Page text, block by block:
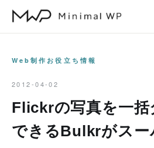
Web制作お役立ち情報
2012-04-02
Flickrの写真を一括
できるBulkrがスー